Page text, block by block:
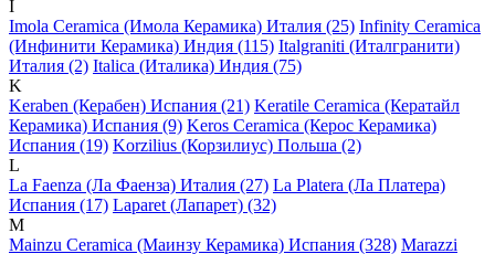
I
Imola Ceramica (Имола Керамика) Италия (25) Infinity Ceramica
(Инфинити Керамика) Индия (115) Italgraniti (Италгранити)
Италия (2) Italica (Италика) Индия (75)
K
Keraben (Керабен) Испания (21) Keratile Ceramica (Кератайл
Керамика) Испания (9) Keros Ceramica (Керос Керамика)
Испания (19) Korzilius (Корзилиус) Польша (2)
L
La Faenza (Ла Фаенза) Италия (27) La Platera (Ла Платера)
Испания (17) Laparet (Лапарет) (32)
M
Mainzu Ceramica (Маинзу Керамика) Испания (328) Marazzi